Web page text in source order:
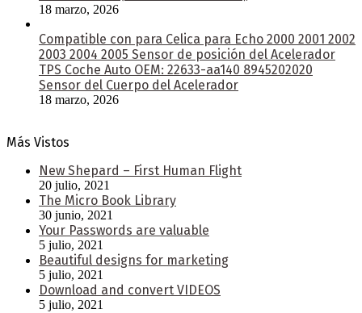
18 marzo, 2026
Compatible con para Celica para Echo 2000 2001 2002
2003 2004 2005 Sensor de posición del Acelerador
TPS Coche Auto OEM: 22633-aa140 8945202020
Sensor del Cuerpo del Acelerador
18 marzo, 2026
Más Vistos
New Shepard – First Human Flight
20 julio, 2021
The Micro Book Library
30 junio, 2021
Your Passwords are valuable
5 julio, 2021
Beautiful designs for marketing
5 julio, 2021
Download and convert VIDEOS
5 julio, 2021